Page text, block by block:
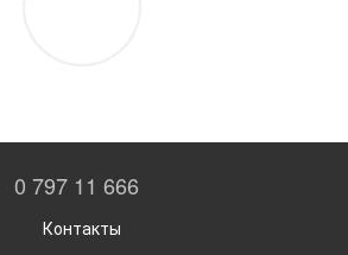
0 797 11 666
Контакты